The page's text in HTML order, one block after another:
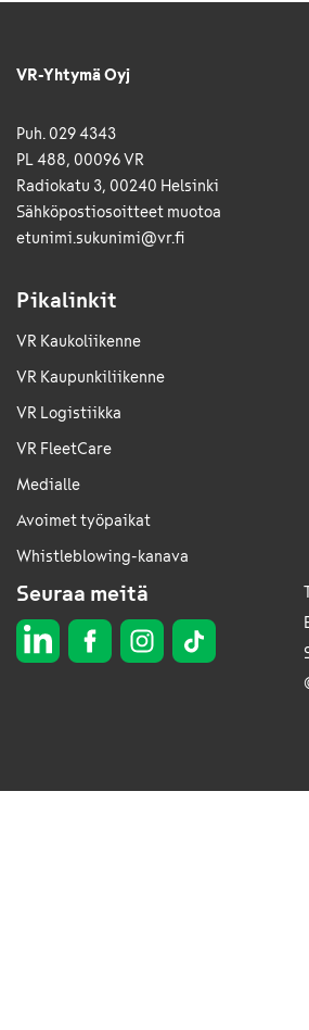
VR-Yhtymä Oyj
Puh. 029 4343
PL 488, 00096 VR
Radiokatu 3, 00240 Helsinki
Sähkö­posti­osoitteet muotoa
etunimi.sukunimi@vr.fi
Pikalinkit
VR Kaukoliikenne
VR Kaupunkiliikenne
VR Logistiikka
VR FleetCare
Medialle
Avoimet työpaikat
Whistleblowing-kanava
Seuraa meitä